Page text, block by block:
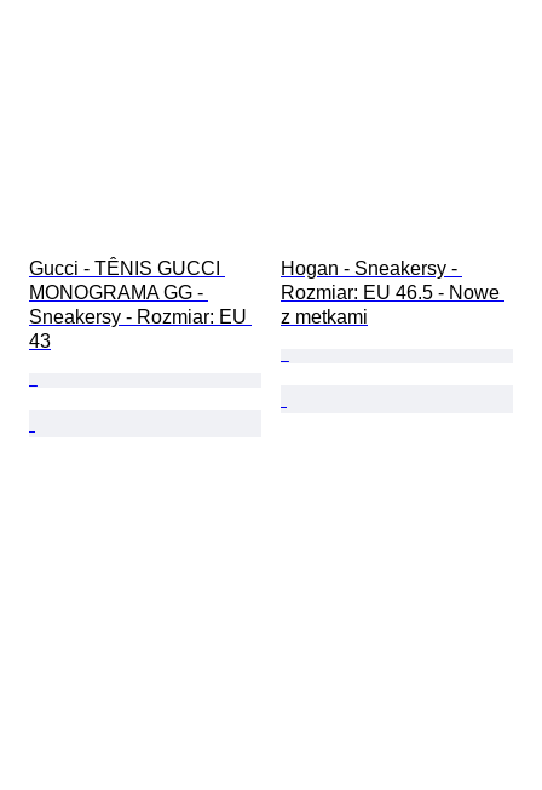
Gucci - TÊNIS GUCCI
MONOGRAMA GG -
Sneakersy - Rozmiar: EU
43
Hogan - Sneakersy -
Rozmiar: EU 46.5 - Nowe
z metkami